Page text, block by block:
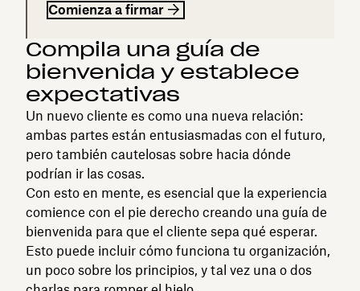
Comienza a firmar
Compila una guía de
bienvenida y establece
expectativas
Un nuevo cliente es como una nueva relación:
ambas partes están entusiasmadas con el futuro,
pero también cautelosas sobre hacia dónde
podrían ir las cosas.
Con esto en mente, es esencial que la experiencia
comience con el pie derecho creando una guía de
bienvenida para que el cliente sepa qué esperar.
Esto puede incluir cómo funciona tu organización,
un poco sobre los principios, y tal vez una o dos